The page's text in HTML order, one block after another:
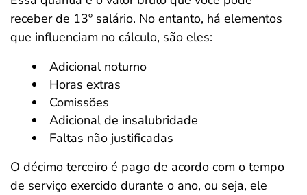
receber de 13º salário. No entanto, há elementos
que influenciam no cálculo, são eles:
Adicional noturno
Horas extras
Comissões
Adicional de insalubridade
Faltas não justificadas
O décimo terceiro é pago de acordo com o tempo
de serviço exercido durante o ano, ou seja, ele